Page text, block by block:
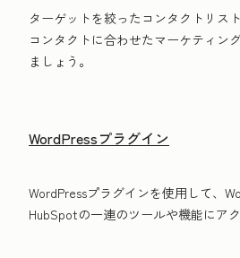
ターゲットを絞ったコンタクトリス
コンタクトに合わせたマーケティン
ましょう。
WordPressプラグイン
WordPressプラグインを使用して、
HubSpotの一連のツールや機能にア